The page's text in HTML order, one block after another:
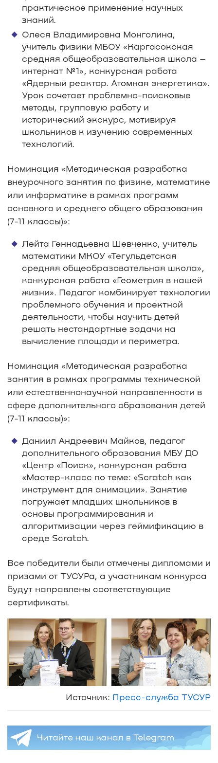
практическое применение научных
знаний.
Олеся Владимировна Монголина,
учитель физики МБОУ «Каргасокская
средняя общеобразовательная школа –
интернат №1», конкурсная работа
«Ядерный реактор. Атомная энергетика».
Урок сочетает проблемно-поисковые
методы, групповую работу и
исторический экскурс, мотивируя
школьников к изучению современных
технологий.
Номинация «Методическая разработка
внеурочного занятия по физике, математике
или информатике в рамках программ
основного и среднего общего образования
(7-11 классы)»:
Лейта Геннадьевна Шевченко, учитель
математики МКОУ «Тегульдетская
средняя общеобразовательная школа»,
конкурсная работа «Геометрия в нашей
жизни». Педагог комбинирует технологии
проблемного обучения и проектной
деятельности, чтобы научить детей
решать нестандартные задачи на
вычисление площади и периметра.
Номинация «Методическая разработка
занятия в рамках программы технической
или естественнонаучной направленности в
сфере дополнительного образования детей
(7-11 классы)»:
Даниил Андреевич Майков, педагог
дополнительного образования МБУ ДО
«Центр «Поиск», конкурсная работа
«Маcтер-класс по теме: «Scratch как
инструмент для анимации». Занятие
погружает младших школьников в
основы программирования и
алгоритмизации через геймификацию в
среде Scratch.
Все победители были отмечены дипломами и
призами от ТУСУРа, а участникам конкурса
будут направлены соответствующие
сертификаты.
Источник: Пресс-служба ТУСУР